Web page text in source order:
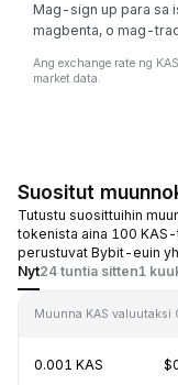
Mag-sign up para sa
magbenta, o mag-
Ang exchange rate ng
market data.
Suositut
Tutustu suosittuihin
tokenista aina 100
perustuvat Bybit-euin
Nyt24 tuntia sitten1
Muunna KAS valuutaksi
0.001 KAS